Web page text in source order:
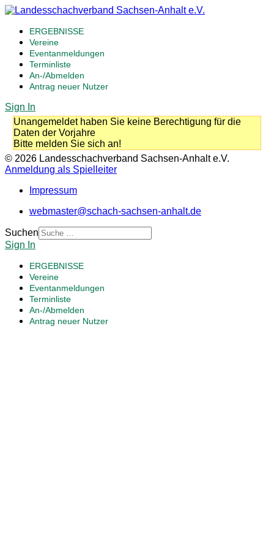
ERGEBNISSE
Vereine
Eventanmeldungen
Terminliste
An-/Abmelden
Antrag neuer Nutzer
Sign In
Unangemeldet haben Sie keine Berechtigung für die
Daten der Vorjahre
Bitte melden Sie sich an!
© 2026 Landesschachverband Sachsen-Anhalt e.V.
Anmeldung als Spielleiter
Impressum
webmaster@schach-sachsen-anhalt.de
Suchen
Sign In
ERGEBNISSE
Vereine
Eventanmeldungen
Terminliste
An-/Abmelden
Antrag neuer Nutzer